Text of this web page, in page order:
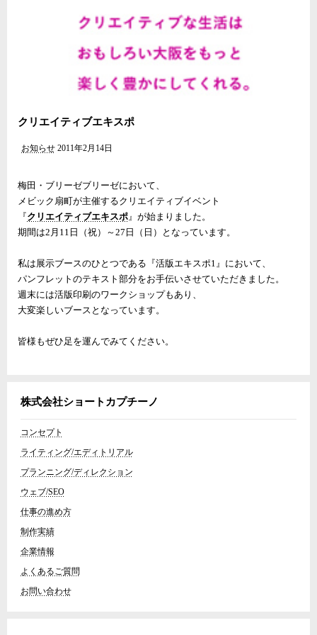
クリエイティブエキスポ
お知らせ 2011年2月14日
梅田・ブリーゼブリーゼにおいて、
メビック扇町が主催するクリエイティブイベント
『クリエイティブエキスポ』が始まりました。
期間は2月11日（祝）～27日（日）となっています。
私は展示ブースのひとつである『活版エキスポ1』において、
パンフレットのテキスト部分をお手伝いさせていただきました。
週末には活版印刷のワークショップもあり、
大変楽しいブースとなっています。
皆様もぜひ足を運んでみてください。
株式会社ショートカプチーノ
コンセプト
ライティング/エディトリアル
プランニング/ディレクション
ウェブ/SEO
仕事の進め方
制作実績
企業情報
よくあるご質問
お問い合わせ